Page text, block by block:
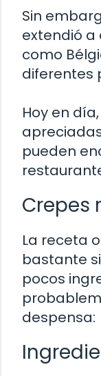
Sin
extendió a
como
diferentes
Hoy en
pueden
Crepes
La receta
bastante
pocos
despensa: